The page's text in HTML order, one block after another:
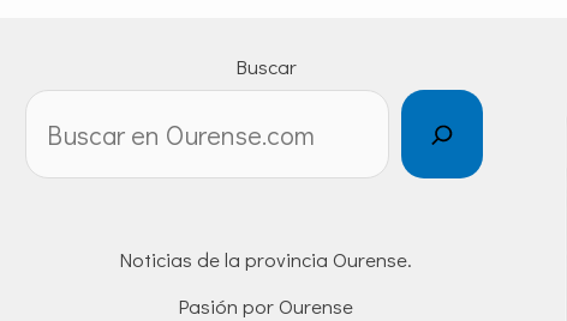
Buscar
Noticias de la provincia Ourense.
Pasión por Ourense